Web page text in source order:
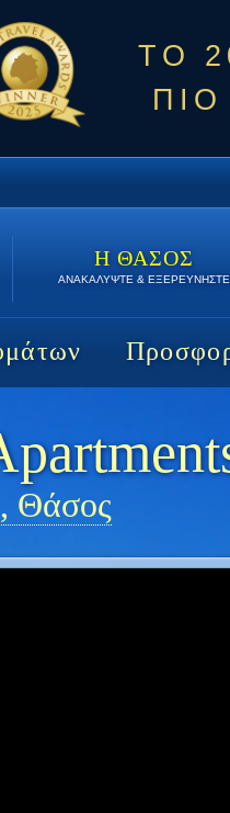
ΤΟ
Η ΘΑΣΟΣ
ΑΝΑΚΑΛΥΨΤΕ & ΕΞΕΡΕΥΝΗΣΤΕ
Θάσος